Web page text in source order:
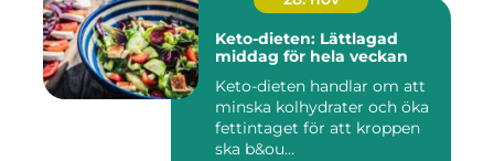
Keto-dieten: Lättlagad
middag för hela veckan
Keto-dieten handlar om att
minska kolhydrater och öka
fettintaget för att kroppen
ska b&ou...